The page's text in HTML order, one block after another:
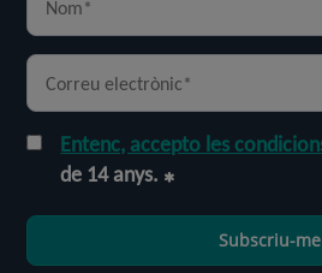
Entenc, accepto les
de 14 anys.
Subscriu-me